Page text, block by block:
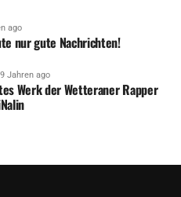
ago
nur gute Nachrichten!
9 Jahren ago
Werk der Wetteraner Rapper